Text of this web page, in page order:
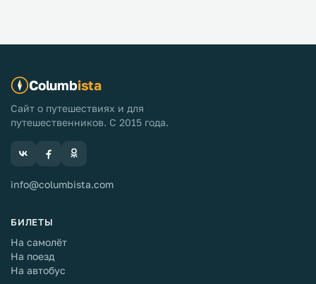
Columbista
Сайт о путешествиях и для
путешественников. С 2015 года.
info@columbista.com
БИЛЕТЫ
На самолёт
На поезд
На автобус